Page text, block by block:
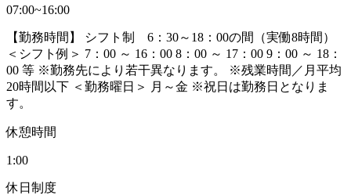
07:00~16:00
【勤務時間】 シフト制 6：30～18：00の間（実働8時間）
＜シフト例＞ 7：00 ～ 16：00 8：00 ～ 17：00 9：00 ～ 18：
00 等 ※勤務先により若干異なります。 ※残業時間／月平均
20時間以下 ＜勤務曜日＞ 月～金 ※祝日は勤務日となりま
す。
休憩時間
1:00
休日制度